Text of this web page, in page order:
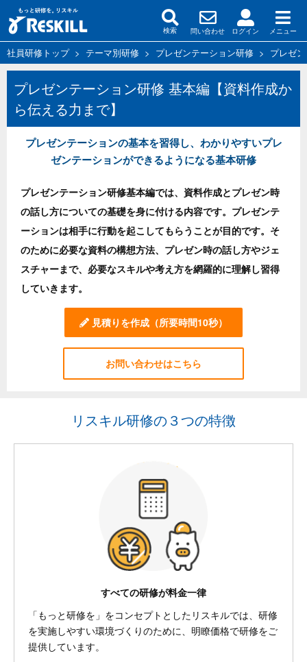
検索 問い合わせ ログイン メニュー
社員研修トップ> テーマ別研修 > プレゼンテーション研修 > プレゼ
プレゼンテーション研修 基本編【資料作成か
ら伝える力まで】
プレゼンテーションの基本を習得し、わかりやすいプレ
ゼンテーションができるようになる基本研修
プレゼンテーション研修基本編では、資料作成とプレゼン時
の話し方についての基礎を身に付ける内容です。プレゼンテ
ーションは相手に行動を起こしてもらうことが目的です。そ
のために必要な資料の構想方法、プレゼン時の話し方やジェ
スチャーまで、必要なスキルや考え方を網羅的に理解し習得
していきます。
見積りを作成 （所要時間10秒）
お問い合わせはこちら
リスキル研修の３つの特徴
すべての研修が料金一律
「もっと研修を」をコンセプトとしたリスキルでは、研修
を実施しやすい環境づくりのために、明瞭価格で研修をご
提供しています。